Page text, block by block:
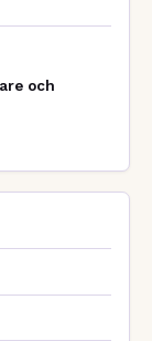
och